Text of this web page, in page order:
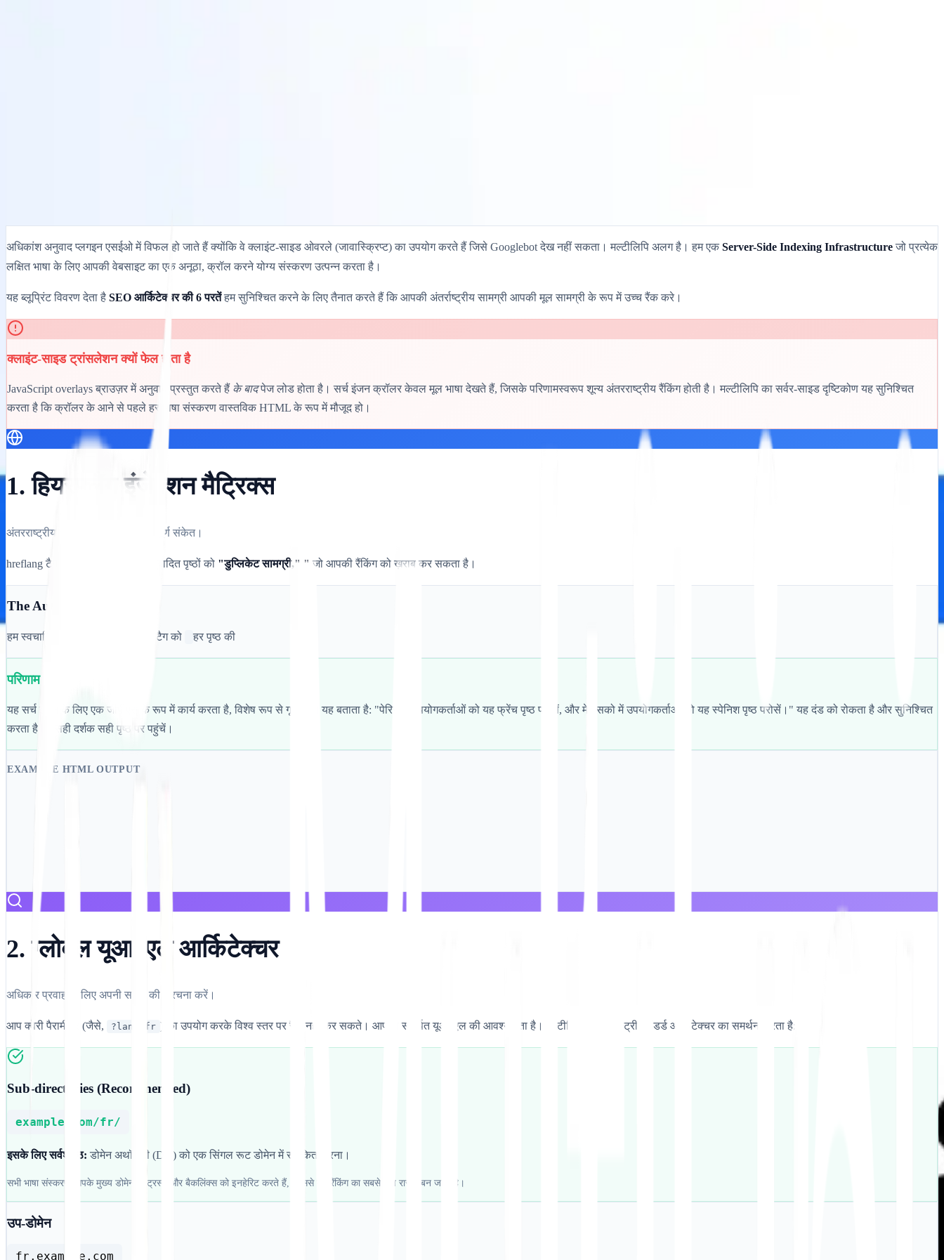
अधिकांश अनुवाद प्लगइन एसईओ में विफल हो जाते हैं क्योंकि वे क्लाइंट-साइड ओवरले (जावास्क्रिप्ट) का उपयोग करते हैं जिसे Googlebot देख नहीं सकता। मल्टीलिपि अलग है। हम एक Server-Side Indexing Infrastructure जो प्रत्येक
लक्षित भाषा के लिए आपकी वेबसाइट का एक अनूठा, क्रॉल करने योग्य संस्करण उत्पन्न करता है।
यह ब्लूप्रिंट विवरण देता है SEO आर्किटेक्चर की 6 परतेंहम सुनिश्चित करने के लिए तैनात करते हैं कि आपकी अंतर्राष्ट्रीय सामग्री आपकी मूल सामग्री के रूप में उच्च रैंक करे।
क्लाइंट-साइड ट्रांसलेशन क्यों फेल होता है
JavaScript overlays ब्राउज़र में अनुवाद प्रस्तुत करते हैं के बादपेज लोड होता है। सर्च इंजन क्रॉलर केवल मूल भाषा देखते हैं, जिसके परिणामस्वरूप शून्य अंतरराष्ट्रीय रैंकिंग होती है। मल्टीलिपि का सर्वर-साइड दृष्टिकोण यह सुनिश्चित
करता है कि क्रॉलर के आने से पहले हर भाषा संस्करण वास्तविक HTML के रूप में मौजूद हो।
1. हियरफ्लैंग इंजेक्शन मैट्रिक्स
अंतरराष्ट्रीय SEO के लिए सबसे महत्वपूर्ण संकेत।
hreflang टैग के बिना, गूगल आपके अनुवादित पृष्ठों को "डुप्लिकेट सामग्री," " जो आपकी रैंकिंग को ख़राब कर सकता है।
The Automation
हम स्वचालित रूप से इंजेक्ट करते हैं टैग को हर पृष्ठ की
परिणाम
यह सर्च इंजन के लिए एक जीपीएस के रूप में कार्य करता है, विशेष रूप से गूगल को यह बताता है: "पेरिस में उपयोगकर्ताओं को यह फ्रेंच पृष्ठ परोसें, और मेक्सिको में उपयोगकर्ताओं को यह स्पेनिश पृष्ठ परोसें।" यह दंड को रोकता है और सुनिश्चित
करता है कि सही दर्शक सही पृष्ठ पर पहुंचें।
EXAMPLE HTML OUTPUT
2. ग्लोबल यूआरएल आर्किटेक्चर
अधिकार प्रवाह के लिए अपनी साइट की संरचना करें।
आप क्वेरी पैरामीटर (जैसे, ?lang=fr ) का उपयोग करके विश्व स्तर पर रैंक नहीं कर सकते। आपको समर्पित यूआरएल की आवश्यकता है। मल्टीलिपी तीन इंडस्ट्री-स्टैंडर्ड आर्किटेक्चर का समर्थन करता है:
Sub-directories (Recommended)
example.com/fr/
इसके लिए सर्वश्रेष्ठ: डोमेन अथॉरिटी (DA) को एक सिंगल रूट डोमेन में समेकित करना।
सभी भाषा संस्करण आपके मुख्य डोमेन के ट्रस्ट और बैकलिंक्स को इनहेरिट करते हैं, जिससे यह रैंकिंग का सबसे तेज़ रास्ता बन जाता है।
उप-डोमेन
fr.example.com